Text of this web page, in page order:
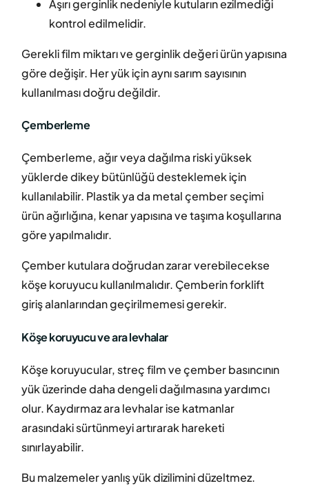
Aşırı gerginlik nedeniyle kutuların ezilmediği
kontrol edilmelidir.
Gerekli film miktarı ve gerginlik değeri ürün yapısına
göre değişir. Her yük için aynı sarım sayısının
kullanılması doğru değildir.
Çemberleme
Çemberleme, ağır veya dağılma riski yüksek
yüklerde dikey bütünlüğü desteklemek için
kullanılabilir. Plastik ya da metal çember seçimi
ürün ağırlığına, kenar yapısına ve taşıma koşullarına
göre yapılmalıdır.
Çember kutulara doğrudan zarar verebilecekse
köşe koruyucu kullanılmalıdır. Çemberin forklift
giriş alanlarından geçirilmemesi gerekir.
Köşe koruyucu ve ara levhalar
Köşe koruyucular, streç film ve çember basıncının
yük üzerinde daha dengeli dağılmasına yardımcı
olur. Kaydırmaz ara levhalar ise katmanlar
arasındaki sürtünmeyi artırarak hareketi
sınırlayabilir.
Bu malzemeler yanlış yük dizilimini düzeltmez.